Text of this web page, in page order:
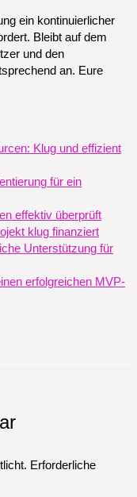
ein kontinuierlicher
Bleibt auf dem
und den
an. Eure
Klug und effizient
für ein
effektiv überprüft
klug finanziert
Unterstützung für
erfolgreichen MVP-
Erforderliche